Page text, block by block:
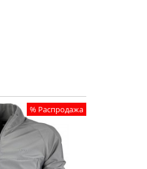
Топ продаж
% Распродажа